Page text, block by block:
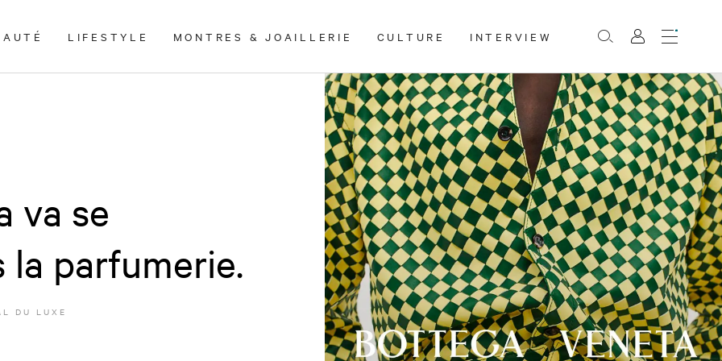
LIFESTYLE MONTRES & JOAILLERIE CULTURE INTERVIEW Rechercher
Mon
compte
Menu
va se
la parfumerie.
DU LUXE